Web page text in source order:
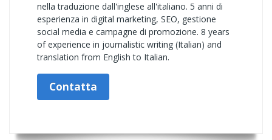
nella traduzione dall'inglese all'italiano. 5 anni di
esperienza in digital marketing, SEO, gestione
social media e campagne di promozione. 8 years
of experience in journalistic writing (Italian) and
translation from English to Italian.
Contatta